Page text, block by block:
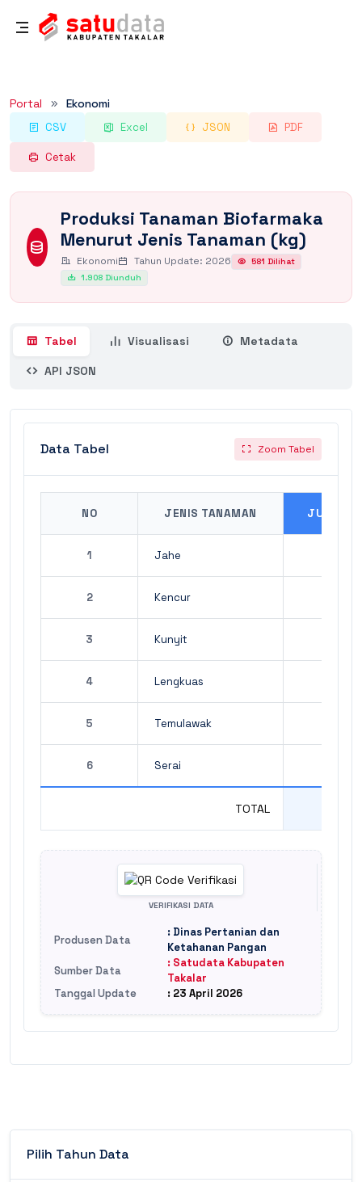
Portal Ekonomi
CSV Excel JSON PDF
Cetak
Produksi Tanaman Biofarmaka
Menurut Jenis Tanaman (kg)
Ekonomi Tahun Update: 2026
581 Dilihat
1.908 Diunduh
Tabel Visualisasi Metadata
API JSON
Data Tabel Zoom Tabel
NO JENIS TANAMAN JUMLAH
1 Jahe
2 Kencur
3 Kunyit
4 Lengkuas
5 Temulawak
6 Serai
TOTAL
VERIFIKASI DATA
Produsen Data
: Dinas Pertanian dan
Ketahanan Pangan
Sumber Data
: Satudata Kabupaten
Takalar
Tanggal Update
: 23 April 2026
Pilih Tahun Data